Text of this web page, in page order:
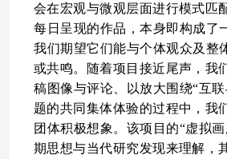
会在宏观与微观层面进行模式匹
每日呈现的作品，本身即构成了
我们期望它们能与个体观众及整
或共鸣。随着项目接近尾声，我
稿图像与评论、以放大围绕“互
题的共同集体体验的过程中，我
团体积极想象。该项目的“虚拟
期思想与当代研究发现来理解，